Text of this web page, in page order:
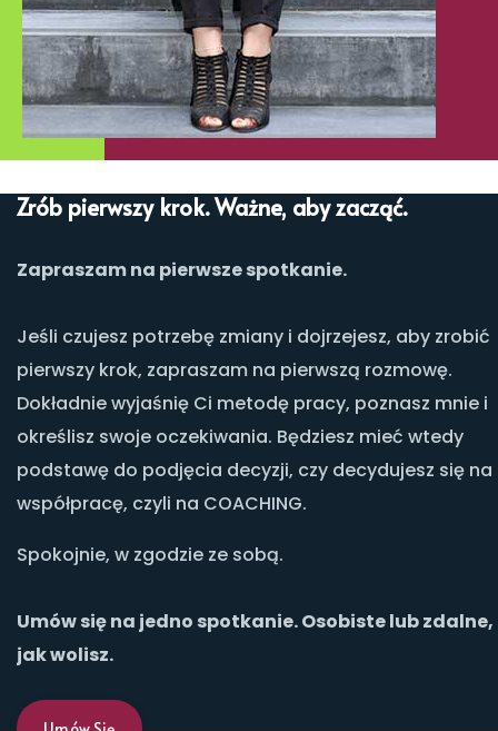
Zrób pierwszy krok. Ważne, aby zacząć.
Zapraszam na pierwsze spotkanie.
Jeśli czujesz potrzebę zmiany i dojrzejesz, aby zrobić
pierwszy krok, zapraszam na pierwszą rozmowę.
Dokładnie wyjaśnię Ci metodę pracy, poznasz mnie i
określisz swoje oczekiwania. Będziesz mieć wtedy
podstawę do podjęcia decyzji, czy decydujesz się na
współpracę, czyli na COACHING.
Spokojnie, w zgodzie ze sobą.
Umów się na jedno spotkanie. Osobiste lub zdalne,
jak wolisz.